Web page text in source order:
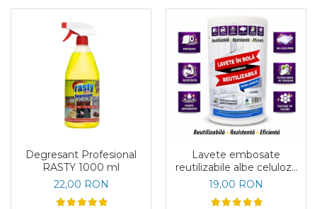
Gel de Dus
Igiena Orala
Fond de ten
Produse incontinenta
Sampon
Sare de baie
Degresant Profesional
RASTY 1000 ml
22,00 RON
Lavete embosate
reutilizabile albe celuloza
30 x 20 cm rola 50 bucati
19,00 RON